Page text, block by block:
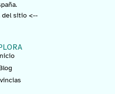
del sitio <--